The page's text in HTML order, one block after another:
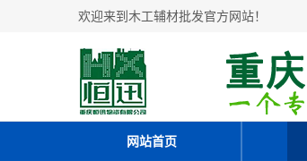
欢迎来到木工辅材批发官方网站！
网站首页